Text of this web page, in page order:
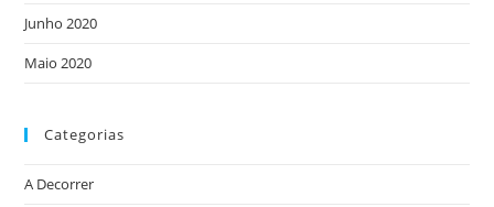
Junho 2020
Maio 2020
Categorias
A Decorrer